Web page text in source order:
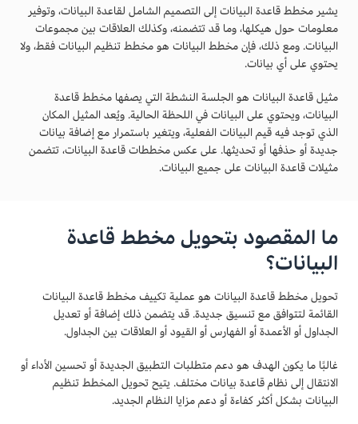
يشير مخطط قاعدة البيانات إلى التصميم الشامل لقاعدة البيانات، وتوفير
معلومات حول هيكلها، وما قد تتضمنه، وكذلك العلاقات بين مجموعات
البيانات. ومع ذلك، فإن مخطط البيانات هو مخطط تنظيم البيانات فقط، ولا
يحتوي على أي بيانات.
مثيل قاعدة البيانات هو الجلسة النشطة التي يصفها مخطط قاعدة
البيانات، ويحتوي على البيانات في اللحظة الحالية. ويُعد المثيل المكان
الذي توجد فيه قيم البيانات الفعلية، ويتغير باستمرار مع إضافة بيانات
جديدة أو حذفها أو تحديثها. على عكس مخططات قاعدة البيانات، تتضمن
مثيلات قاعدة البيانات على جميع البيانات.
ما المقصود بتحويل مخطط قاعدة
البيانات؟
تحويل مخطط قاعدة البيانات هو عملية تكييف مخطط قاعدة البيانات
القائمة لتتوافق مع تنسيق جديدة. قد يتضمن ذلك إضافة أو تعديل
الجداول أو الأعمدة أو الفهارس أو القيود أو العلاقات بين الجداول.
غالبًا ما يكون الهدف هو دعم متطلبات التطبيق الجديدة أو تحسين الأداء أو
الانتقال إلى نظام قاعدة بيانات مختلف. يتيح تحويل المخطط تنظيم
البيانات بشكل أكثر كفاءة أو دعم مزايا النظام الجديد.